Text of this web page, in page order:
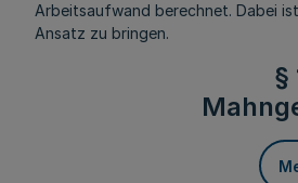
Arbeitsaufwand berechnet. Dabei
Ansatz zu bringen.
§